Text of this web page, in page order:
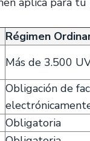
Régimen
Más de 3.500
Obligación de
Obligatoria